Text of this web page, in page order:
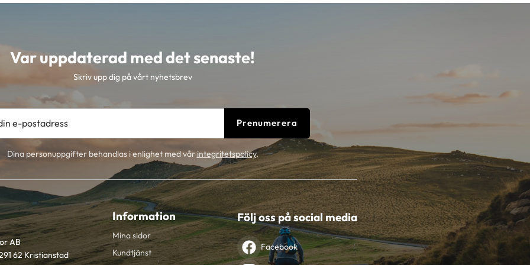
Var uppdaterad med det senaste!
Skriv upp dig på vårt nyhetsbrev
Prenumerera
Dina personuppgifter behandlas i enlighet med vårintegritetspolicy.
AB
62 Kristianstad
Information
Mina sidor
Kundtjänst
Följ oss på social media
Facebook